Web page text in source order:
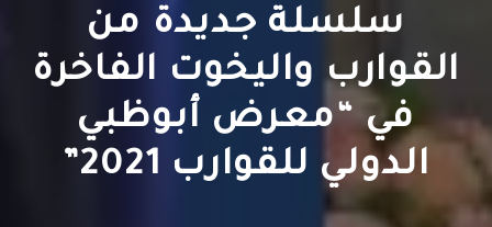
سلسلة جديدة من
القوارب واليخوت الفاخرة
في “معرض أبوظبي
الدولي للقوارب 2021”